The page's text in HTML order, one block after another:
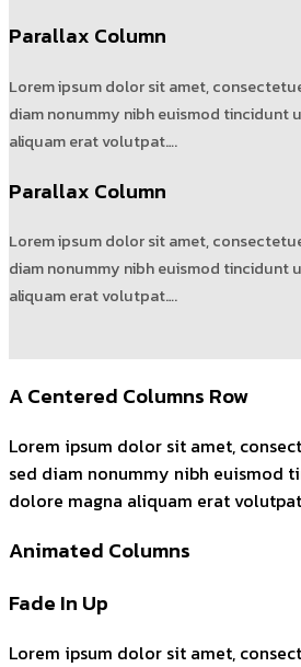
Parallax Column
Lorem ipsum dolor sit amet,
diam nonummy nibh euismod tincidunt
aliquam erat volutpat….
Parallax Column
Lorem ipsum dolor sit amet,
diam nonummy nibh euismod tincidunt
aliquam erat volutpat….
A Centered Columns Row
Lorem ipsum dolor sit amet,
sed diam nonummy nibh euismod
dolore magna aliquam erat
Animated Columns
Fade In Up
Lorem ipsum dolor sit amet,